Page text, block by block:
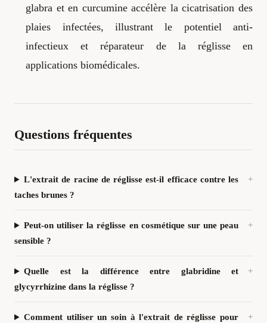
glabra et en curcumine accélère la cicatrisation des
plaies infectées, illustrant le potentiel anti-
infectieux et réparateur de la réglisse en
applications biomédicales.
Questions fréquentes
L'extrait de racine de réglisse est-il efficace contre les
taches brunes ?
Peut-on utiliser la réglisse en cosmétique sur une peau
sensible ?
Quelle est la différence entre glabridine et
glycyrrhizine dans la réglisse ?
Comment utiliser un soin à l'extrait de réglisse pour